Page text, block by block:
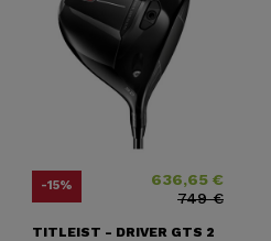
-15% Precio636,65 €
Precio base
749 €
TITLEIST - DRIVER GTS 2